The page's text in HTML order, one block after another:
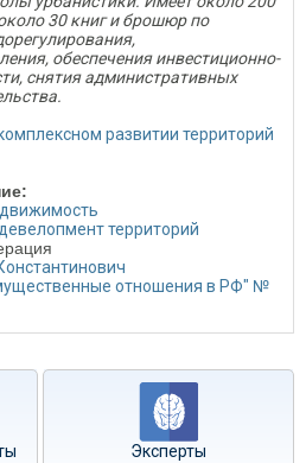
30 книг и брошюр по
обеспечения инвестиционно-
снятия административных
развитии территорий
территорий
отношения в РФ" №
Эксперты